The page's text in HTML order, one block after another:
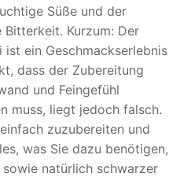
Süße und der
Bitterkeit. Kurzum: Der
ein Geschmackserlebnis
dass der Zubereitung
und Feingefühl
muss, liegt jedoch falsch.
zuzubereiten und
was Sie dazu benötigen,
natürlich schwarzer